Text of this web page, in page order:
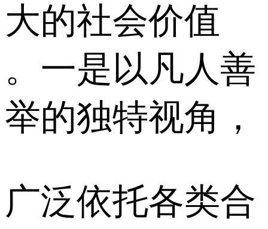
大的社会价值
。一是以凡人善
举的独特视角，
广泛依托各类合